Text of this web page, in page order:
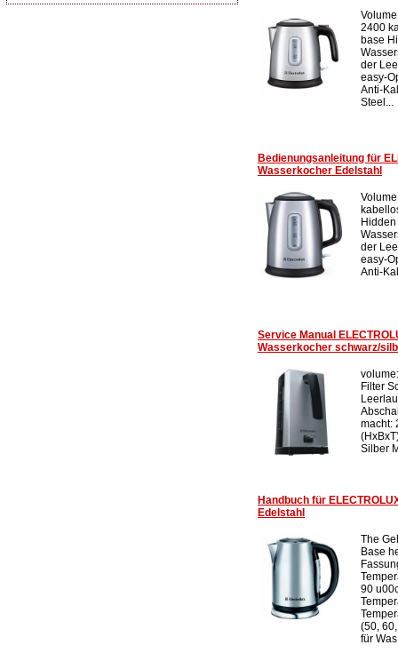
2400
base
der
easy-
Anti-
Steel...
Bedienungsanleitung für
Wasserkocher Edelstahl
der
easy-
Anti-
Service Manual
Wasserkocher schwarz/
Filter
macht:
Silber
Handbuch für
Edelstahl
The
Base
90
(50,
für